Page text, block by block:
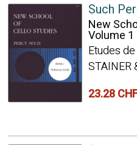
Such
New
Volume 1
Etudes
STAINER
23.28